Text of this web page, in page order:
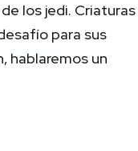
los jedi. Criaturas
para sus
hablaremos un